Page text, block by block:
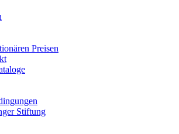
Preisen
Stiftung